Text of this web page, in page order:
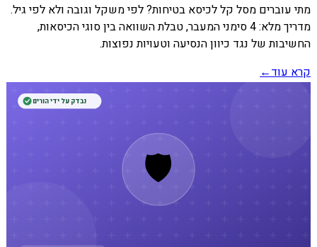
מתי עוברים מסל קל לכיסא בטיחות? לפי משקל וגובה ולא לפי גיל.
מדריך מלא: 4 סימני המעבר, טבלת השוואה בין סוגי הכיסאות,
החשיבות של נגד כיוון הנסיעה וטעויות נפוצות.
קרא עוד←
🛡️
נבדק על ידי הורים